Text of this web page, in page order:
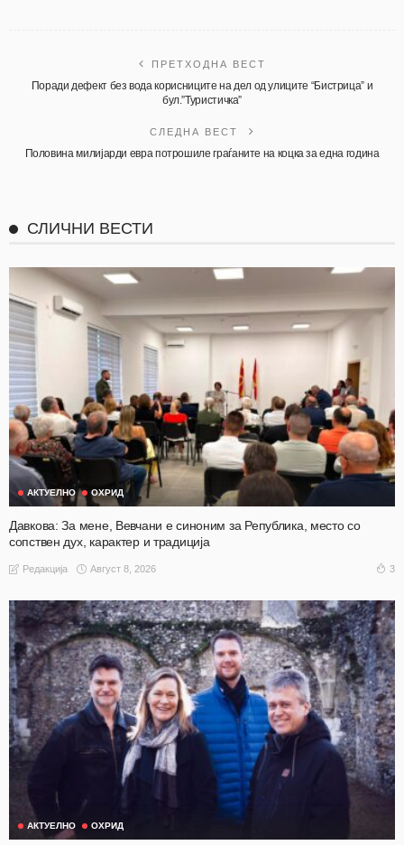
ПРЕТХОДНА ВЕСТ
Поради дефект без вода корисниците на дел од улиците “Бистрица” и
бул.”Туристичка”
СЛЕДНА ВЕСТ
Половина милијарди евра потрошиле граѓаните на коцка за една година
СЛИЧНИ ВЕСТИ
АКТУЕЛНО ОХРИД
Давкова: За мене, Вевчани е синоним за Република, место со
сопствен дух, карактер и традиција
Редакција Август 8, 2026 3
АКТУЕЛНО ОХРИД